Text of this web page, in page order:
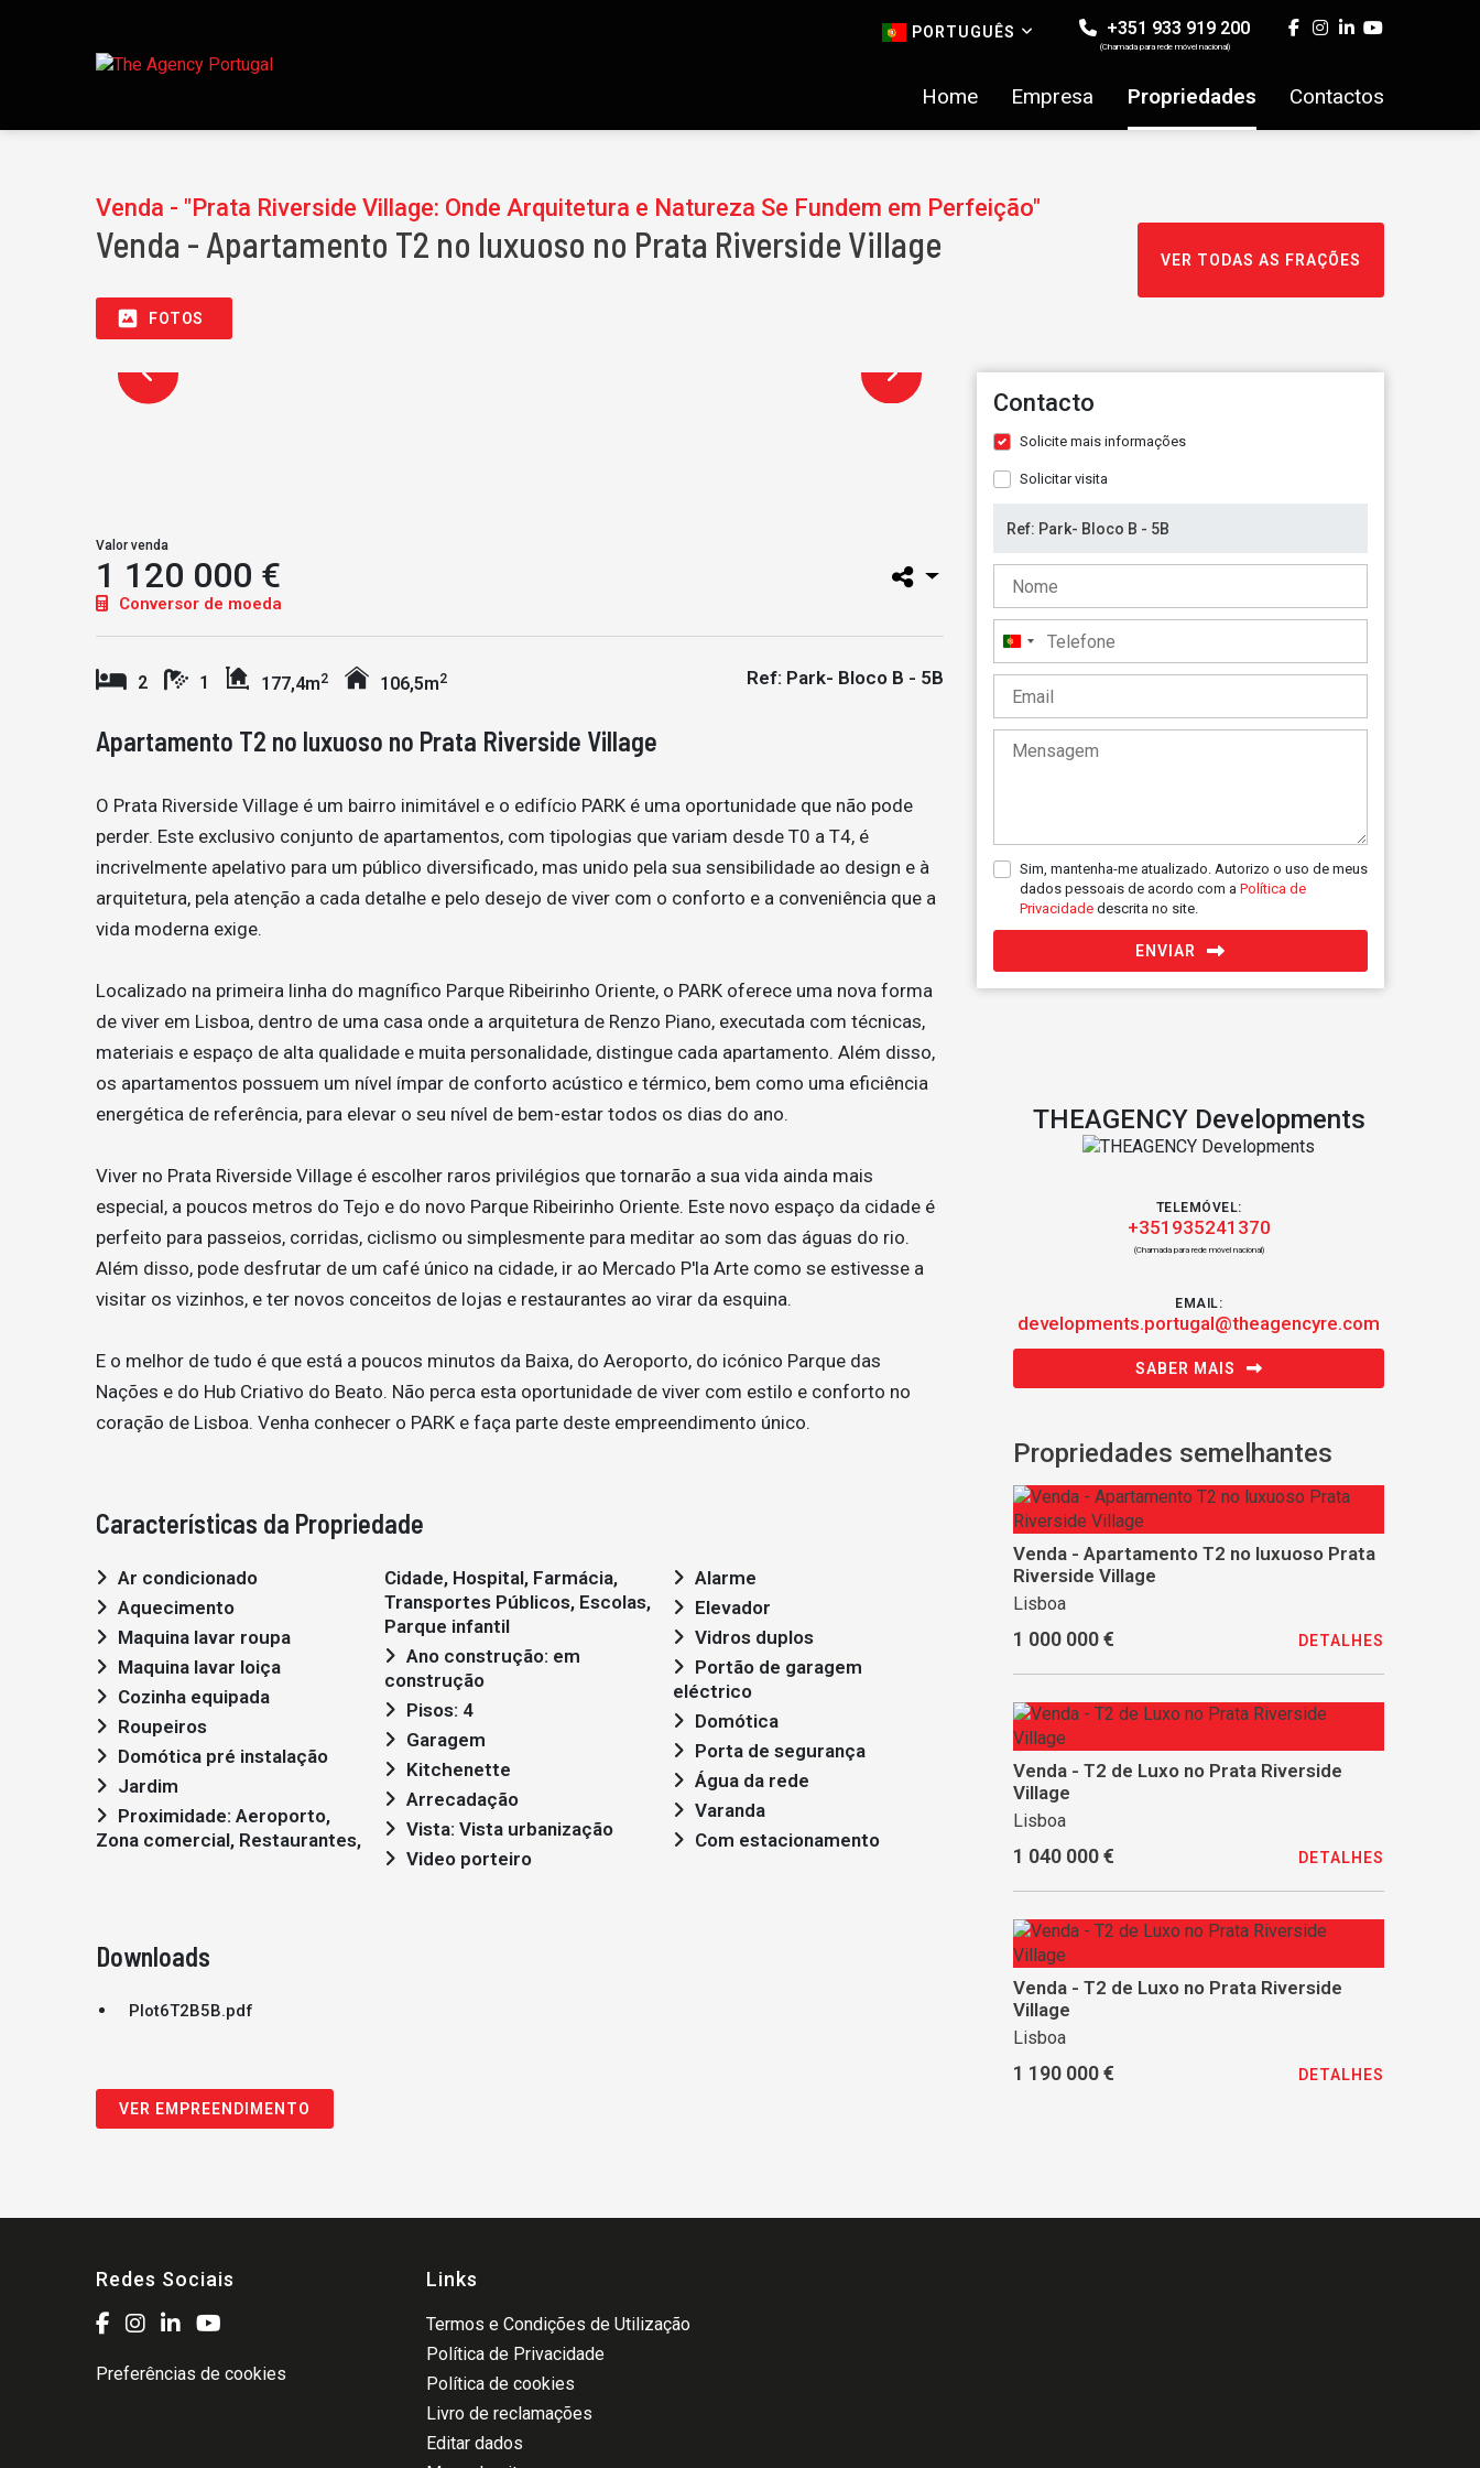
PORTUGUÊS +351 933 919 200
(Chamada para rede móvel nacional)
Home Empresa Propriedades Contactos
Venda - "Prata Riverside Village: Onde Arquitetura e Natureza Se Fundem em Perfeição"
Venda - Apartamento T2 no luxuoso no Prata Riverside Village VER TODAS AS FRAÇÕES
FOTOS
Valor venda
1 120 000 €
Conversor de moeda
2 1 177,4m2 106,5m2 Ref: Park- Bloco B - 5B
Apartamento T2 no luxuoso no Prata Riverside Village
O Prata Riverside Village é um bairro inimitável e o edifício PARK é uma oportunidade que não pode
perder. Este exclusivo conjunto de apartamentos, com tipologias que variam desde T0 a T4, é
incrivelmente apelativo para um público diversificado, mas unido pela sua sensibilidade ao design e à
arquitetura, pela atenção a cada detalhe e pelo desejo de viver com o conforto e a conveniência que a
vida moderna exige.
Localizado na primeira linha do magnífico Parque Ribeirinho Oriente, o PARK oferece uma nova forma
de viver em Lisboa, dentro de uma casa onde a arquitetura de Renzo Piano, executada com técnicas,
materiais e espaço de alta qualidade e muita personalidade, distingue cada apartamento. Além disso,
os apartamentos possuem um nível ímpar de conforto acústico e térmico, bem como uma eficiência
energética de referência, para elevar o seu nível de bem-estar todos os dias do ano.
Viver no Prata Riverside Village é escolher raros privilégios que tornarão a sua vida ainda mais
especial, a poucos metros do Tejo e do novo Parque Ribeirinho Oriente. Este novo espaço da cidade é
perfeito para passeios, corridas, ciclismo ou simplesmente para meditar ao som das águas do rio.
Além disso, pode desfrutar de um café único na cidade, ir ao Mercado P'la Arte como se estivesse a
visitar os vizinhos, e ter novos conceitos de lojas e restaurantes ao virar da esquina.
E o melhor de tudo é que está a poucos minutos da Baixa, do Aeroporto, do icónico Parque das
Nações e do Hub Criativo do Beato. Não perca esta oportunidade de viver com estilo e conforto no
coração de Lisboa. Venha conhecer o PARK e faça parte deste empreendimento único.
Características da Propriedade
Ar condicionado
Aquecimento
Maquina lavar roupa
Maquina lavar loiça
Cozinha equipada
Roupeiros
Domótica pré instalação
Jardim
Zona comercial, Restaurantes,
Cidade, Hospital, Farmácia,
Transportes Públicos, Escolas,
Parque infantil
construção
Pisos: 4
Garagem
Kitchenette
Arrecadação
Vista: Vista urbanização
Video porteiro
Alarme
Elevador
Vidros duplos
eléctrico
Domótica
Porta de segurança
Água da rede
Varanda
Com estacionamento
Downloads
Plot6T2B5B.pdf
VER EMPREENDIMENTO
Contacto
Solicite mais informações
Solicitar visita
Portugal
+351
Sim, mantenha-me atualizado. Autorizo o uso de meus
dados pessoais de acordo com a Política de
Privacidade descrita no site.
ENVIAR
THEAGENCY Developments
TELEMÓVEL:
+351935241370
(Chamada para rede móvel nacional)
EMAIL:
developments.portugal@theagencyre.com
SABER MAIS
Propriedades semelhantes
Venda - Apartamento T2 no luxuoso Prata
Riverside Village
Lisboa
1 000 000 € DETALHES
Venda - T2 de Luxo no Prata Riverside
Village
Lisboa
1 040 000 € DETALHES
Venda - T2 de Luxo no Prata Riverside
Village
Lisboa
1 190 000 € DETALHES
Redes Sociais
Preferências de cookies
Links
Termos e Condições de Utilização
Política de Privacidade
Política de cookies
Livro de reclamações
Editar dados